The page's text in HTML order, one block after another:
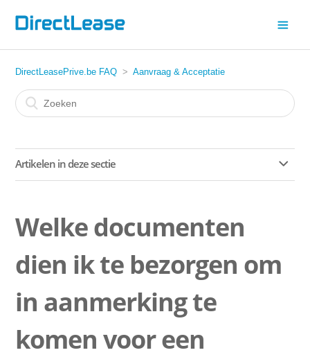
DirectLeasePrive.be FAQ Aanvraag & Acceptatie
Artikelen in deze sectie
Welke documenten dien ik te bezorgen om in aanmerking
Hoe snel kan de auto worden afgeleverd?
Ik heb geen vast contract, kan ik dan wel een Privé Lease
auto krijgen?
Welke documenten
dien ik te bezorgen om
in aanmerking te
komen voor een